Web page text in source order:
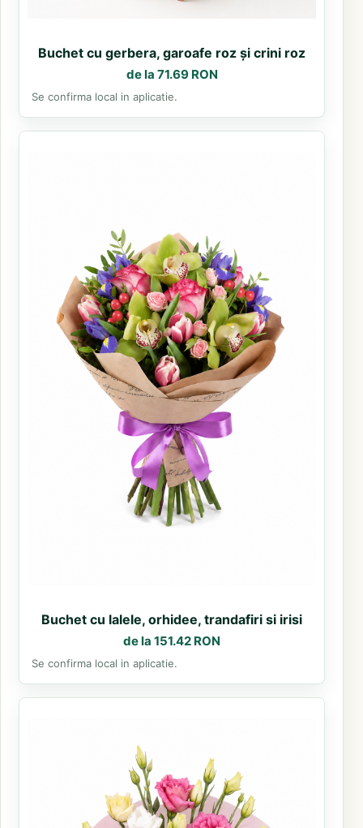
Buchet cu gerbera, garoafe roz și crini roz
de la 71.69 RON
Se confirma local in aplicatie.
Buchet cu lalele, orhidee, trandafiri si irisi
de la 151.42 RON
Se confirma local in aplicatie.